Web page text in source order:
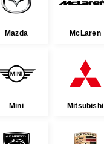
Mazda McLaren
Mini Mitsubishi